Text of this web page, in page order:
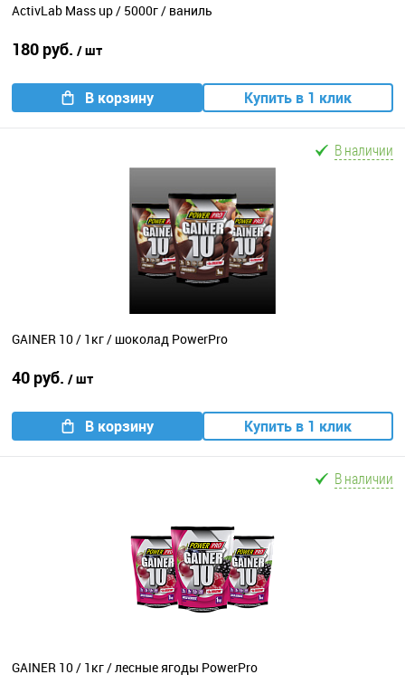
ActivLab Mass up / 5000г / ваниль
180 руб. / шт
В корзину Купить в 1 клик
В наличии
GAINER 10 / 1кг / шоколад PowerPro
40 руб. / шт
В корзину Купить в 1 клик
В наличии
GAINER 10 / 1кг / лесные ягоды PowerPro